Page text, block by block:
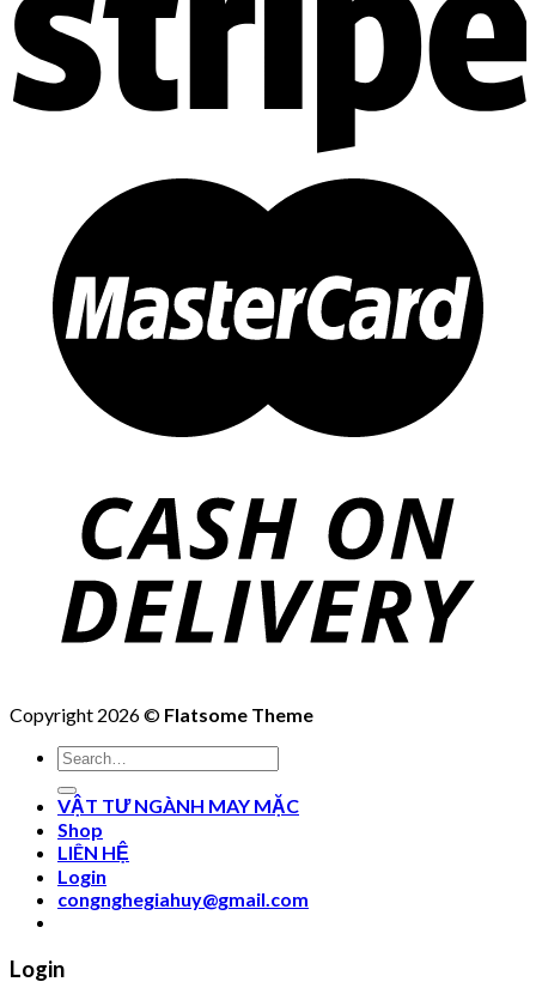
Copyright 2026 © Flatsome Theme
Search
for:
VẬT TƯ NGÀNH MAY MẶC
Shop
LIÊN HỆ
Login
congnghegiahuy@gmail.com
Login